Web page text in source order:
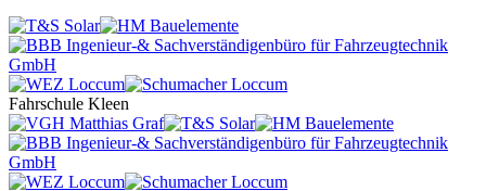
Fahrschule Kleen